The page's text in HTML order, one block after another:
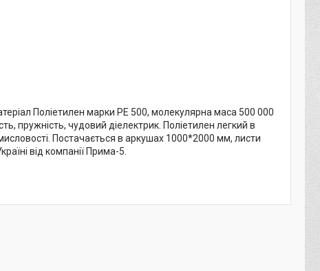
Поліетилен марки РЕ 500, молекулярна маса 500 000
пружність, чудовий діелектрик. Поліетилен легкий в
Постачається в аркушах 1000*2000 мм, листи
від компанії Прима-5.